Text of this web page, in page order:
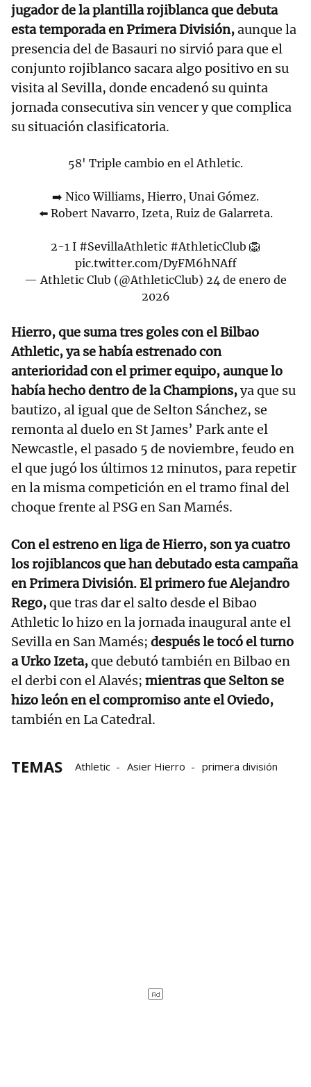
jugador de la plantilla rojiblanca que debuta
esta temporada en Primera División,aunque la
presencia del de Basauri no sirvió para que el
conjunto rojiblanco sacara algo positivo en su
visita al Sevilla, donde encadenó su quinta
jornada consecutiva sin vencer y que complica
su situación clasificatoria.
58' Triple cambio en el Athletic.
➡️ Nico Williams, Hierro, Unai Gómez.
⬅️ Robert Navarro, Izeta, Ruiz de Galarreta.
2-1 I #SevillaAthletic #AthleticClub 🦁
pic.twitter.com/DyFM6hNAff
— Athletic Club (@AthleticClub) 24 de enero de
2026
Hierro, que suma tres goles con el Bilbao
Athletic, ya se había estrenado con
anterioridad con el primer equipo, aunque lo
había hecho dentro de la Champions,ya que su
bautizo, al igual que de Selton Sánchez, se
remonta al duelo en St James’ Park ante el
Newcastle, el pasado 5 de noviembre, feudo en
el que jugó los últimos 12 minutos, para repetir
en la misma competición en el tramo final del
choque frente al PSG en San Mamés.
Con el estreno en liga de Hierro, son ya cuatro
los rojiblancos que han debutado esta campaña
en Primera División. El primero fue Alejandro
Rego,que tras dar el salto desde el Bibao
Athletic lo hizo en la jornada inaugural ante el
Sevilla en San Mamés; después le tocó el turno
a Urko Izeta,que debutó también en Bilbao en
el derbi con el Alavés; mientras que Selton se
hizo león en el compromiso ante el Oviedo,
también en La Catedral.
TEMAS Athletic Asier Hierro primera división